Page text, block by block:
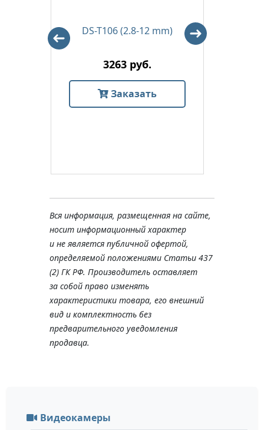
DS-T106 (2.8-12 mm)
3263 руб.
Заказать
Вся информация, размещенная на сайте,
носит информационный характер
и не является публичной офертой,
определяемой положениями Статьи 437
(2) ГК РФ. Производитель оставляет
за собой право изменять
характеристики товара, его внешний
вид и комплектность без
предварительного уведомления
продавца.
Видеокамеры